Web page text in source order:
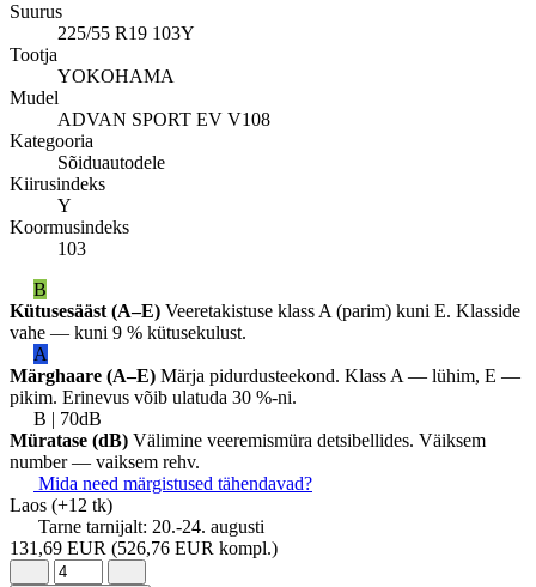
Suurus
225/55 R19 103Y
Tootja
YOKOHAMA
Mudel
ADVAN SPORT EV V108
Kategooria
Sõiduautodele
Kiirusindeks
Y
Koormusindeks
103
B
Kütusesääst (A–E) Veeretakistuse klass A (parim) kuni E. Klasside
vahe — kuni 9 % kütusekulust.
A
Märghaare (A–E) Märja pidurdusteekond. Klass A — lühim, E —
pikim. Erinevus võib ulatuda 30 %-ni.
B | 70dB
Müratase (dB) Välimine veeremismüra detsibellides. Väiksem
number — vaiksem rehv.
Mida need märgistused tähendavad?
Laos (+12 tk)
Tarne tarnijalt: 20.-24. augusti
131,69 EUR (526,76 EUR kompl.)